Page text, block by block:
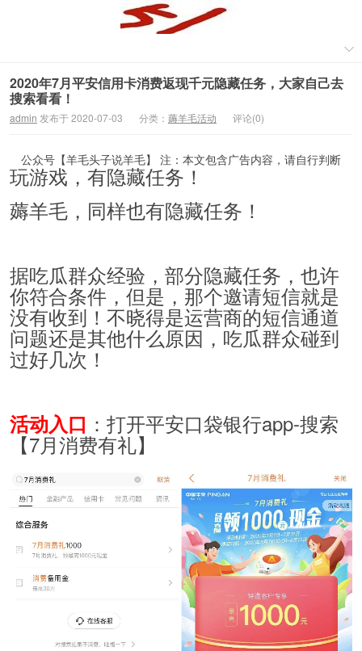
2020年7月平安信用卡消费返现千元隐藏任务，大家自己去
搜索看看！
admin 发布于 2020-07-03 分类： 薅羊毛活动 评论(0)
公众号【羊毛头子说羊毛】 注：本文包含广告内容，请自行判断
玩游戏，有隐藏任务！
薅羊毛，同样也有隐藏任务！
据吃瓜群众经验，部分隐藏任务，也许
你符合条件，但是，那个邀请短信就是
没有收到！不晓得是运营商的短信通道
问题还是其他什么原因，吃瓜群众碰到
过好几次！
活动入口 ：打开平安口袋银行app-搜索
【7月消费有礼】